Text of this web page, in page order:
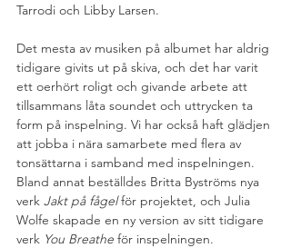
Tarrodi och Libby Larsen.
Det mesta av musiken på albumet har aldrig
tidigare givits ut på skiva, och det har varit
ett oerhört roligt och givande arbete att
tillsammans låta soundet och uttrycken ta
form på inspelning. Vi har också haft glädjen
att jobba i nära samarbete med flera av
tonsättarna i samband med inspelningen.
Bland annat beställdes Britta Byströms nya
verk Jakt på fågel för projektet, och Julia
Wolfe skapade en ny version av sitt tidigare
verk You Breathe för inspelningen.